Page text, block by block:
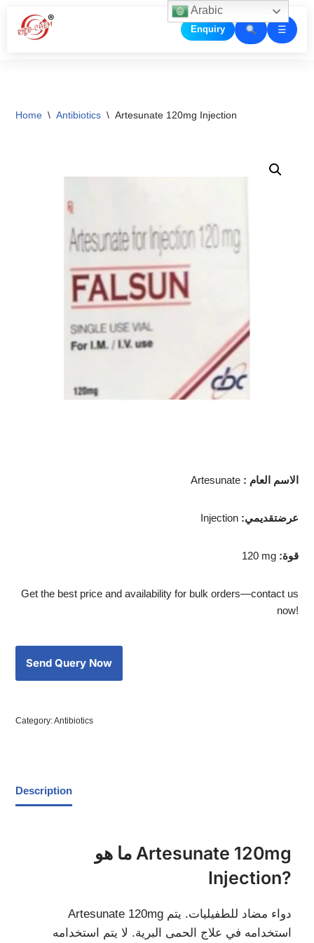
Skip
Enquiry ☰
Home \ Antibiotics \ Artesunate 120mg Injection
Artesunate : الاسم العام
Injection :عرضتقديمي
120 mg :قوة
Get the best price and availability for bulk orders—contact us
now!
Category:Antibiotics
Description
ما هو Artesunate 120mg
Injection?
Artesunate 120mg دواء مضاد للطفيليات. يتم
استخدامه في علاج الحمى البرية. لا يتم استخدامه
Arabic